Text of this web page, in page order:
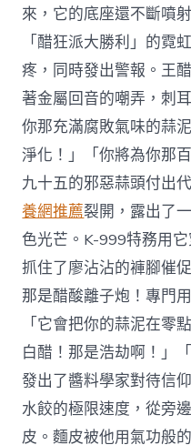
來，它的底座還不斷噴
「醋狂派大勝利」的霓
疼，同時發出警報。王
著金屬回音的嘲弄，刺
你那充滿腐敗氣味的蒜
淨化！」「你將為你那
九十五的邪惡蒜頭付出
養網推薦裂開，露出了
色光芒。K-999特務用
抓住了廖沾沾的褲腳催
那是醋酸離子炮！專門
「它會把你的蒜泥在零
白醋！那是浩劫啊！」
發出了醬料學家對待信
水餃的極限速度，從旁
皮。麵皮被他用氣功般